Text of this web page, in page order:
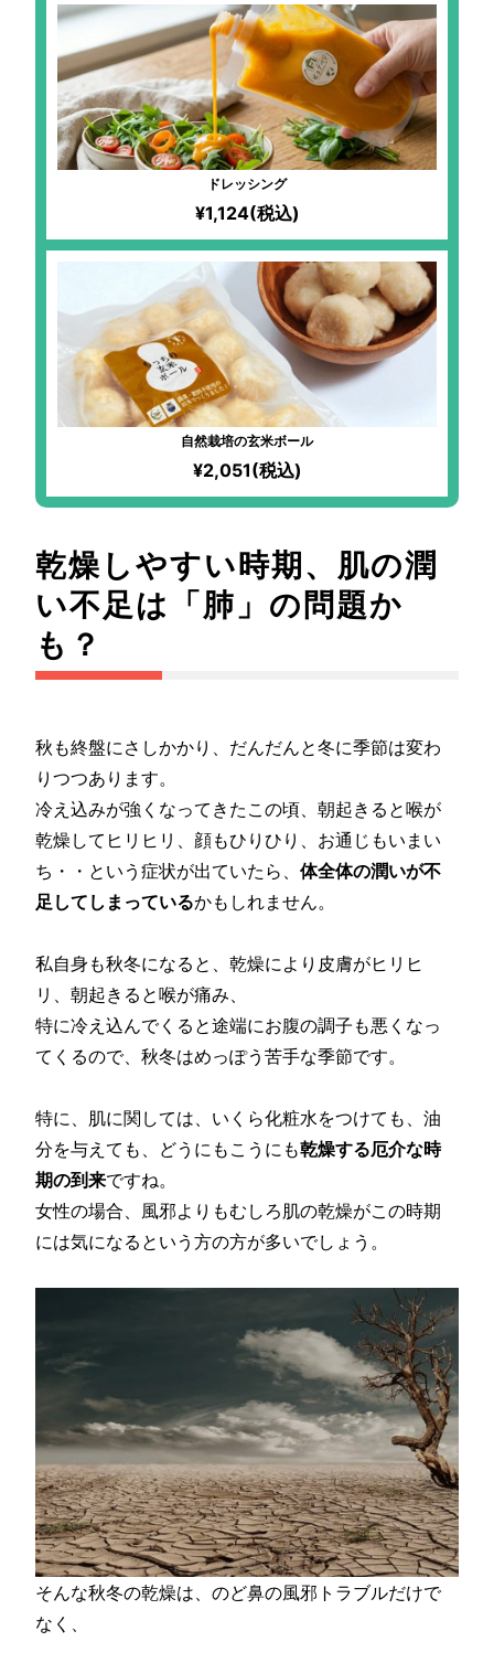
ドレッシング
¥1,124(税込)
自然栽培の玄米ボール
¥2,051(税込)
乾燥しやすい時期、肌の潤
い不足は「肺」の問題か
も？
秋も終盤にさしかかり、だんだんと冬に季節は変わ
りつつあります。
冷え込みが強くなってきたこの頃、朝起きると喉が
乾燥してヒリヒリ、顔もひりひり、お通じもいまい
ち・・という症状が出ていたら、体全体の潤いが不
足してしまっているかもしれません。
私自身も秋冬になると、乾燥により皮膚がヒリヒ
リ、朝起きると喉が痛み、
特に冷え込んでくると途端にお腹の調子も悪くなっ
てくるので、秋冬はめっぽう苦手な季節です。
特に、肌に関しては、いくら化粧水をつけても、油
分を与えても、どうにもこうにも乾燥する厄介な時
期の到来ですね。
女性の場合、風邪よりもむしろ肌の乾燥がこの時期
には気になるという方の方が多いでしょう。
そんな秋冬の乾燥は、のど鼻の風邪トラブルだけで
なく、